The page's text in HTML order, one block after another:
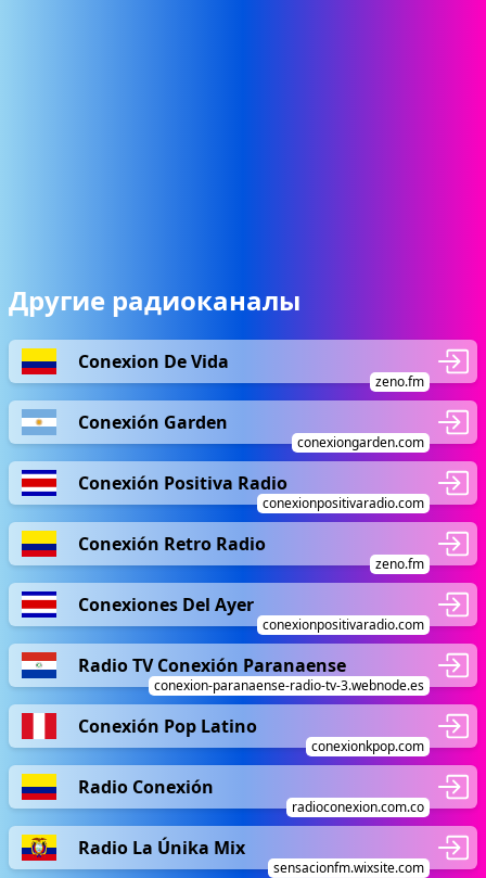
Другие радиоканалы
Conexion De Vida
zeno.fm
Conexión Garden
conexiongarden.com
Conexión Positiva Radio
conexionpositivaradio.com
Conexión Retro Radio
zeno.fm
Conexiones Del Ayer
conexionpositivaradio.com
Radio TV Conexión Paranaense
conexion-paranaense-radio-tv-3.webnode.es
Conexión Pop Latino
conexionkpop.com
Radio Conexión
radioconexion.com.co
Radio La Únika Mix
sensacionfm.wixsite.com